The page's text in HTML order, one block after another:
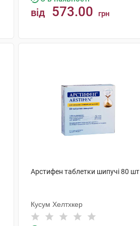
від 573.00 грн
Арстифен таблетки шипучі 80 шт
Кусум Хелтхкер